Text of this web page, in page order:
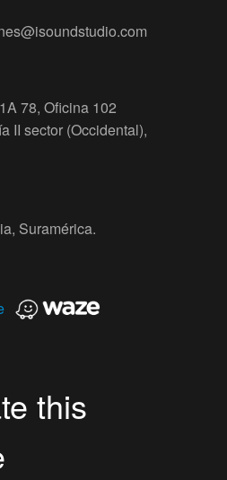
78, Oficina 102
II sector (Occidental),
Suramérica.
this